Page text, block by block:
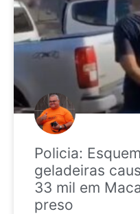
Policia:
geladeiras
33 mil em
preso